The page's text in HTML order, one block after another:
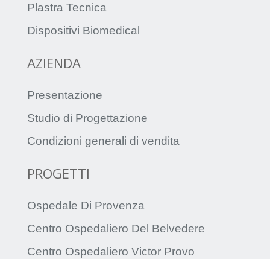
Plastra Tecnica
Dispositivi Biomedical
AZIENDA
Presentazione
Studio di Progettazione
Condizioni generali di vendita
PROGETTI
Ospedale Di Provenza
Centro Ospedaliero Del Belvedere
Centro Ospedaliero Victor Provo